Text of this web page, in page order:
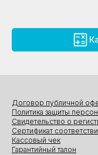
Договор публичной
Политика защиты
Свидетельство о
Сертификат
Кассовый чек
Гарантийный талон